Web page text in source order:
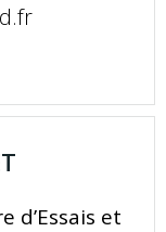
d’Essais et